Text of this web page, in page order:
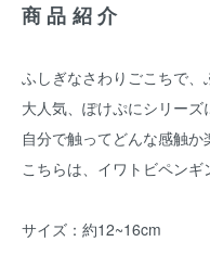
商品紹介
ふしぎなさわりごこちで、
大人気、ぽけぷにシリーズ
自分で触ってどんな感触か
こちらは、イワトビペンギ
サイズ：約12~16cm